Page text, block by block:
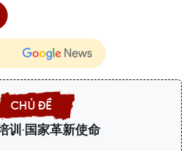
训·国家革新使命